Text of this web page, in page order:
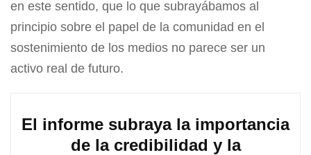
en este sentido, que lo que subrayábamos al
principio sobre el papel de la comunidad en el
sostenimiento de los medios no parece ser un
activo real de futuro.
El informe subraya la importancia
de la credibilidad y la